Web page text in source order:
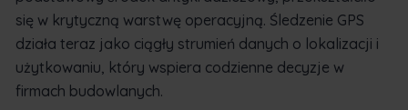
się w krytyczną warstwę operacyjną. Śledzenie GPS
działa teraz jako ciągły strumień danych o lokalizacji i
użytkowaniu, który wspiera codzienne decyzje w
firmach budowlanych.